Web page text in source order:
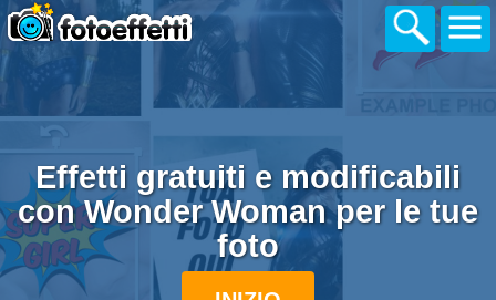
Effetti gratuiti e modificabili
con Wonder Woman per le tue
foto